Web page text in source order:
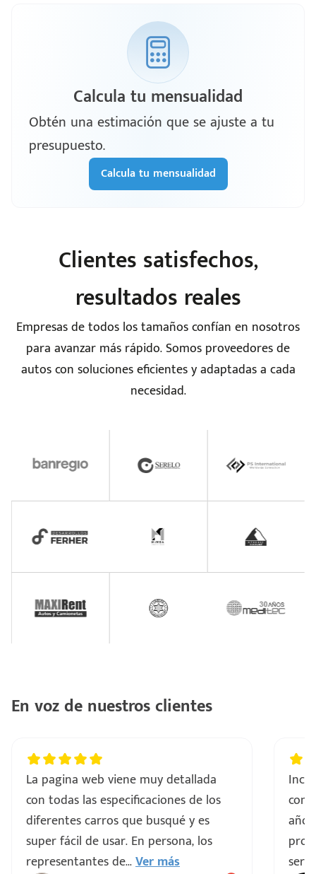
Calcula tu mensualidad
Obtén una estimación que se ajuste a tu
presupuesto.
Calcula tu mensualidad
Clientes satisfechos,
resultados reales
Empresas de todos los tamaños confían en nosotros
para avanzar más rápido. Somos proveedores de
autos con soluciones eficientes y adaptadas a cada
necesidad.
En voz de nuestros clientes
La pagina web viene muy detallada
con todas las especificaciones de los
diferentes carros que busqué y es
super fácil de usar. En persona, los
representantes de...Ver más